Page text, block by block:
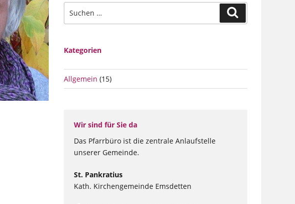
nach:
Kategorien
Allgemein (15)
Wir sind für Sie da
Das Pfarrbüro ist die zentrale Anlaufstelle
unserer Gemeinde.
St. Pankratius
Kath. Kirchengemeinde Emsdetten